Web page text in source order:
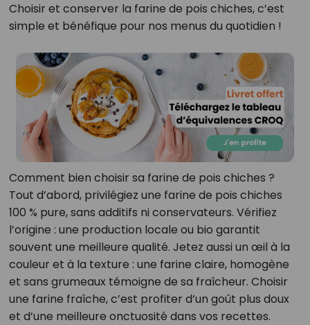
Choisir et conserver la farine de pois chiches, c’est
simple et bénéfique pour nos menus du quotidien !
Comment bien choisir sa farine de pois chiches ?
Tout d’abord, privilégiez une farine de pois chiches
100 % pure, sans additifs ni conservateurs. Vérifiez
l’origine : une production locale ou bio garantit
souvent une meilleure qualité. Jetez aussi un œil à la
couleur et à la texture : une farine claire, homogène
et sans grumeaux témoigne de sa fraîcheur. Choisir
une farine fraîche, c’est profiter d’un goût plus doux
et d’une meilleure onctuosité dans vos recettes.